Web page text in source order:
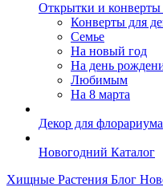
Открытки и конверты
Конверты для
Семье
На новый год
На день
Любимым
На 8 марта
Декор для флорариума
Новогодний Каталог
Хищные Растения Блог